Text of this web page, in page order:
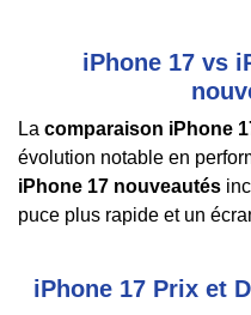
iPhone 17 vs
La comparaison iPhone
évolution notable en
iPhone 17 nouveautés
puce plus rapide et un
iPhone 17 Prix et